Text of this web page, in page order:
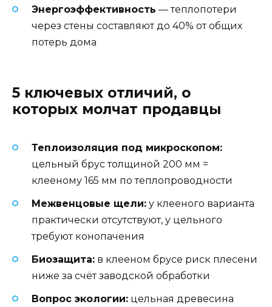
Энергоэффективность — теплопотери
через стены составляют до 40% от общих
потерь дома
5 ключевых отличий, о
которых молчат продавцы
Теплоизоляция под микроскопом:
цельный брус толщиной 200 мм =
клееному 165 мм по теплопроводности
Межвенцовые щели: у клееного варианта
практически отсутствуют, у цельного
требуют конопачения
Биозащита: в клееном брусе риск плесени
ниже за счёт заводской обработки
Вопрос экологии: цельная древесина